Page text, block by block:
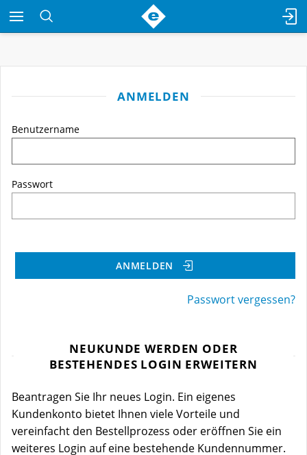
ANMELDEN
Benutzername
Passwort
ANMELDEN
Passwort vergessen?
NEUKUNDE WERDEN ODER
BESTEHENDES LOGIN ERWEITERN
Beantragen Sie Ihr neues Login. Ein eigenes
Kundenkonto bietet Ihnen viele Vorteile und
vereinfacht den Bestellprozess oder eröffnen Sie ein
weiteres Login auf eine bestehende Kundennummer.